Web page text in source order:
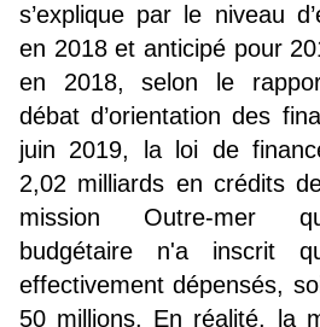
s’explique par le niveau
en 2018 et anticipé pour
en 2018, selon le
débat d’orientation des
juin 2019, la loi de
2,02 milliards en crédits
mission Outre-mer
budgétaire n'a inscrit
effectivement dépensés,
50 millions. En réalité, la